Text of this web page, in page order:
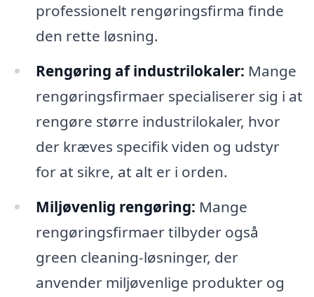
professionelt rengøringsfirma finde
den rette løsning.
Rengøring af industrilokaler: Mange
rengøringsfirmaer specialiserer sig i at
rengøre større industrilokaler, hvor
der kræves specifik viden og udstyr
for at sikre, at alt er i orden.
Miljøvenlig rengøring: Mange
rengøringsfirmaer tilbyder også
green cleaning-løsninger, der
anvender miljøvenlige produkter og